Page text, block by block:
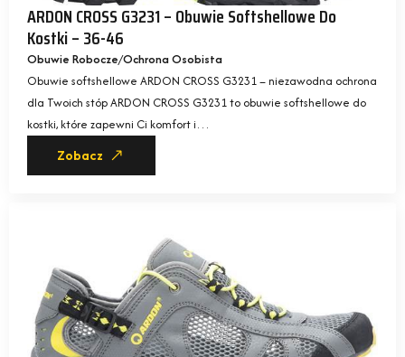
ARDON CROSS G3231 – Obuwie Softshellowe Do
Kostki – 36-46
Obuwie Robocze Ochrona Osobista
Obuwie softshellowe ARDON CROSS G3231 – niezawodna ochrona
dla Twoich stóp ARDON CROSS G3231 to obuwie softshellowe do
kostki, które zapewni Ci komfort i…
Zobacz